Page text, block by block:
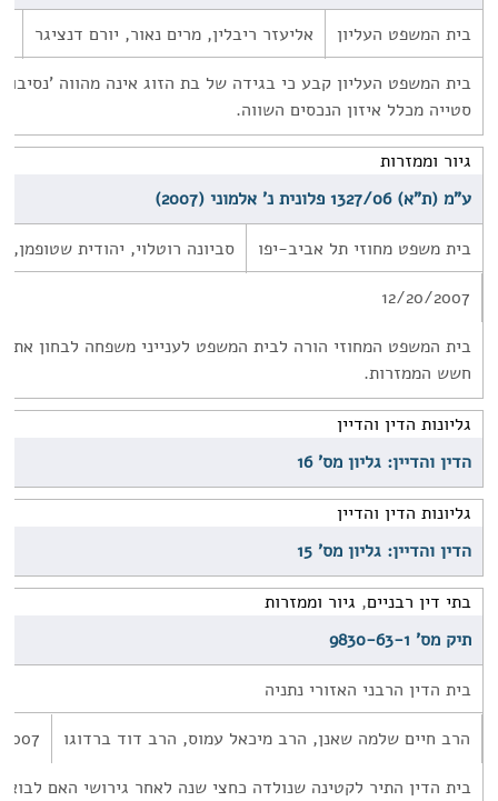
בית המשפט העליון אליעזר ריבלין, מרים נאור, יורם דנציגר
בית המשפט העליון קבע כי בגידה של בת הזוג אינה מהווה
סטייה מכלל איזון הנכסים השווה.
גיור וממזרות
ע"מ (ת"א) 1327/06 פלונית נ' אלמוני (2007)
בית משפט מחוזי תל אביב-יפו
סביונה רוטלוי, יהודית שטופמן,
12/20/2007
בית המשפט המחוזי הורה לבית המשפט לענייני משפחה לבחון
חשש הממזרות.
גליונות הדין והדיין
הדין והדיין: גליון מס' 16
גליונות הדין והדיין
הדין והדיין: גליון מס' 15
בתי דין רבניים, גיור וממזרות
תיק מס' 9830-63-1
בית הדין הרבני האזורי נתניה
הרב חיים שלמה שאנן, הרב מיכאל עמוס, הרב דוד ברדוגו
בית הדין התיר לקטינה שנולדה כחצי שנה לאחר גירושי האם